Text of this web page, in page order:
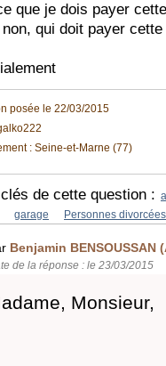
que je dois payer
qui doit payer
posée le 22/03/2015
: Seine-et-Marne (77)
de cette question :
garage Personnes divorcées
Benjamin BENSOUSSAN
de la réponse : le 23/03/2015
Monsieur,